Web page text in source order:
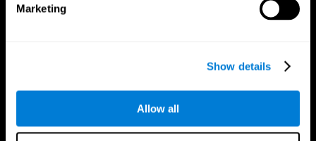
Marketing
Show details
Allow all
Síguenos en